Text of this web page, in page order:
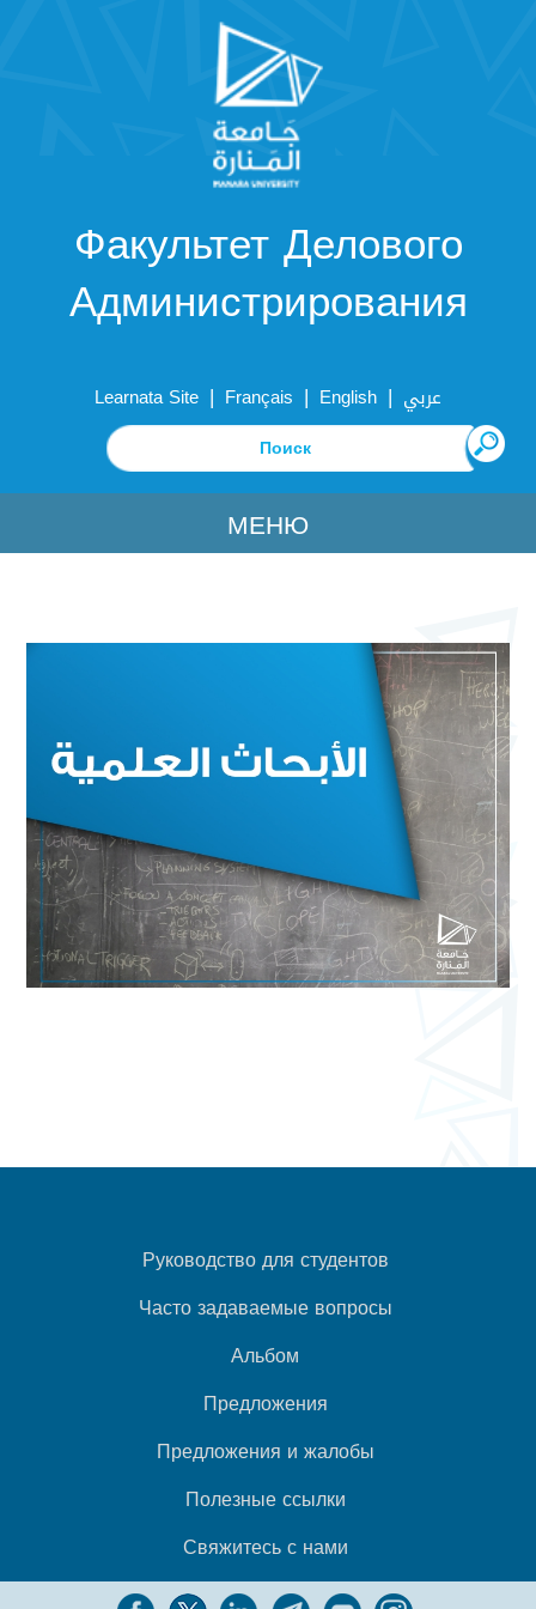
Факультет Делового
Администрирования
Learnata Site | Français | English | عربي
МЕНЮ
Руководство для студентов
Часто задаваемые вопросы
Альбом
Предложения
Предложения и жалобы
Полезные ссылки
Свяжитесь с нами